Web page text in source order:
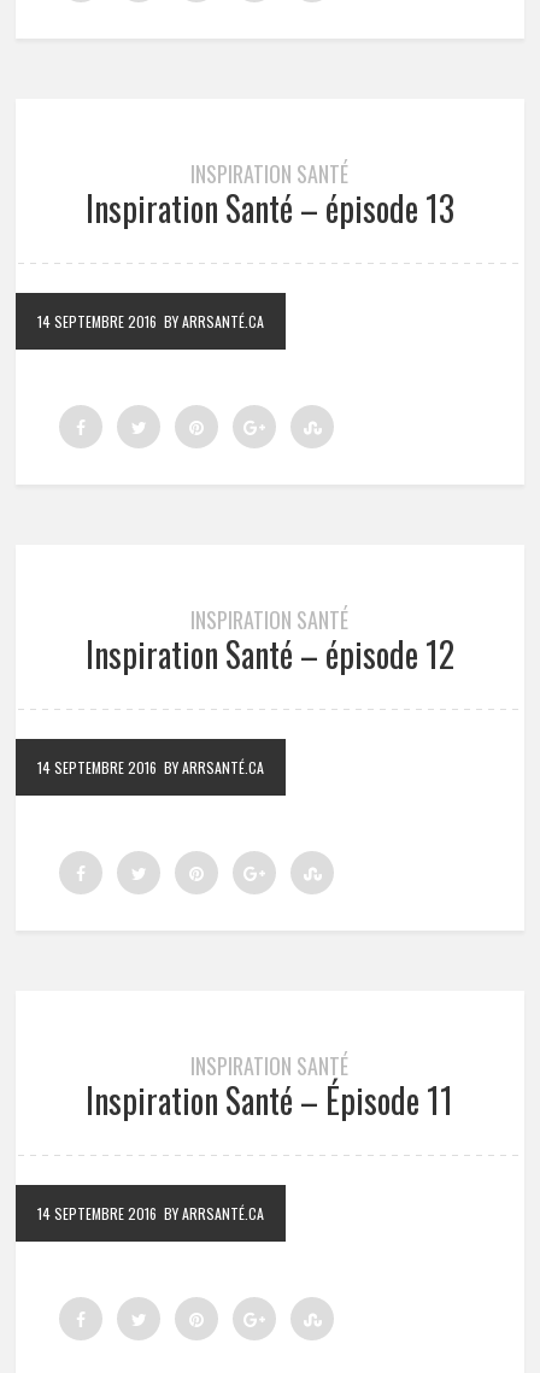
INSPIRATION SANTÉ
Inspiration Santé – épisode 13
14 SEPTEMBRE 2016 BY ARRSANTÉ.CA
INSPIRATION SANTÉ
Inspiration Santé – épisode 12
14 SEPTEMBRE 2016 BY ARRSANTÉ.CA
INSPIRATION SANTÉ
Inspiration Santé – Épisode 11
14 SEPTEMBRE 2016 BY ARRSANTÉ.CA